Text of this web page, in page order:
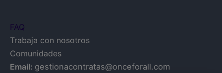
FAQ
Trabaja con nosotros
Comunidades
Email: gestionacontratas@onceforall.com